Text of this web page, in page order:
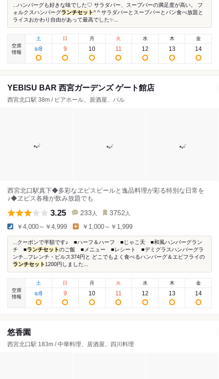
...ハンバーグも好きな味でした♡ サラダバー、スープバーの満足度が高い。 フ
ォルクスハンバーグランチセット^ ^ サラダバーとスープバーとパン食べ放題と
ライスおかわり自由があって最高でした✨...
空席
情報
土
8/8
日
9
月
10
火
11
水
12
木
13
金
14
YEBISU BAR 西宮ガーデンズ ゲート館店
西宮北口駅 38m / ビアホール、居酒屋、バル
西宮北口駅真下◆多彩なヱビスビールと逸品料理が彩る特別な日常を
♪◆ヱビス各種が飲み放題でも
3.25 233 人 3752 人
￥4,000～￥4,999 ￥1,000～￥1,999
...クーポンで半額です♪ ■ハーフ＆ハーフ ■じゃこ天 ■和風ハンバーグラン
チ ■ランチセットのご飯 ■メニュー ■レシート ■デミグラスハンバーグラ
ンチ...フレンチ・ピルス374円と どこでもよく食べるハンバーグ＆エビフライの
ランチセット 1200円しました...
空席
情報
土
8/8
日
9
月
10
火
11
水
12
木
13
金
14
悠香園
西宮北口駅 183m / 中華料理、居酒屋、四川料理